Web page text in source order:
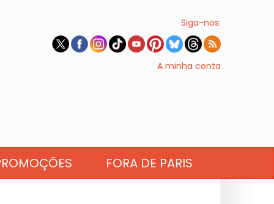
Siga-nos:
A minha conta
FORA DE PARIS